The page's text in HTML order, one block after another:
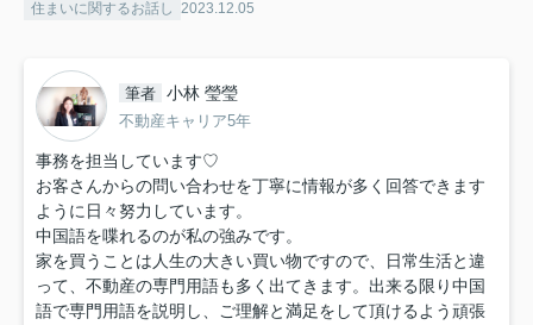
住まいに関するお話し 2023.12.05
筆者 小林 瑩瑩
不動産キャリア5年
事務を担当しています♡
お客さんからの問い合わせを丁寧に情報が多く回答できます
ように日々努力しています。
中国語を喋れるのが私の強みです。
家を買うことは人生の大きい買い物ですので、日常生活と違
って、不動産の専門用語も多く出てきます。出来る限り中国
語で専門用語を説明し、ご理解と満足をして頂けるよう頑張